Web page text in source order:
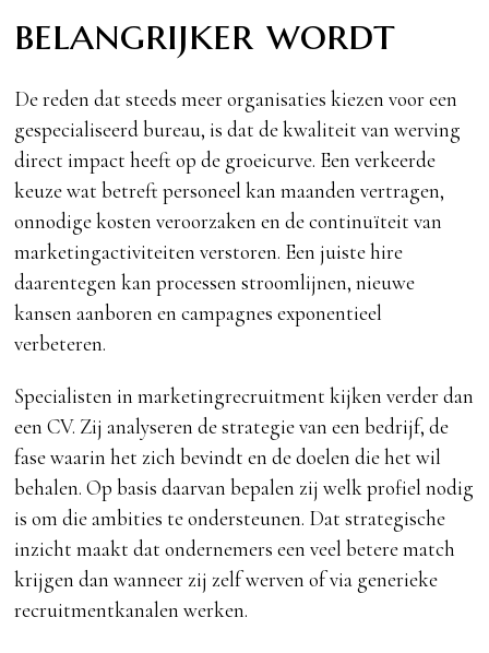
belangrijker wordt
De reden dat steeds meer organisaties kiezen voor een
gespecialiseerd bureau, is dat de kwaliteit van werving
direct impact heeft op de groeicurve. Een verkeerde
keuze wat betreft personeel kan maanden vertragen,
onnodige kosten veroorzaken en de continuïteit van
marketingactiviteiten verstoren. Een juiste hire
daarentegen kan processen stroomlijnen, nieuwe
kansen aanboren en campagnes exponentieel
verbeteren.
Specialisten in marketingrecruitment kijken verder dan
een CV. Zij analyseren de strategie van een bedrijf, de
fase waarin het zich bevindt en de doelen die het wil
behalen. Op basis daarvan bepalen zij welk profiel nodig
is om die ambities te ondersteunen. Dat strategische
inzicht maakt dat ondernemers een veel betere match
krijgen dan wanneer zij zelf werven of via generieke
recruitmentkanalen werken.